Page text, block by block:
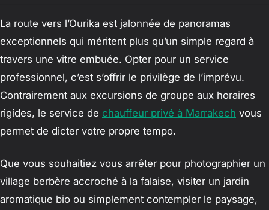
La route vers l’Ourika est jalonnée de panoramas
exceptionnels qui méritent plus qu’un simple regard à
travers une vitre embuée. Opter pour un service
professionnel, c’est s’offrir le privilège de l’imprévu.
Contrairement aux excursions de groupe aux horaires
rigides, le service de chauffeur privé à Marrakech vous
permet de dicter votre propre tempo.
Que vous souhaitiez vous arrêter pour photographier un
village berbère accroché à la falaise, visiter un jardin
aromatique bio ou simplement contempler le paysage,